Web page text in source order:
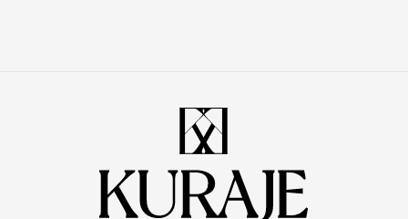
силуэты и внимание к деталям делают
коллекцию Fairy Tale идеальным выбором
для тех, кто хочет чувствовать себя